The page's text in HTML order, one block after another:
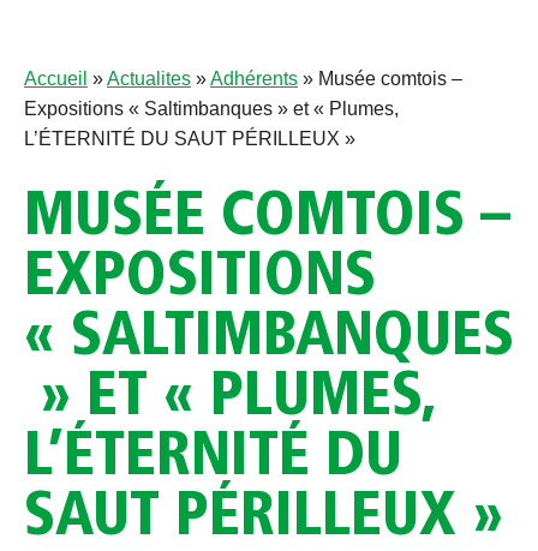
Accueil »Actualites »Adhérents » Musée comtois –
Expositions « Saltimbanques » et « Plumes,
L’ÉTERNITÉ DU SAUT PÉRILLEUX »
MUSÉE COMTOIS –
EXPOSITIONS
« SALTIMBANQUES
» ET « PLUMES,
L’ÉTERNITÉ DU
SAUT PÉRILLEUX »